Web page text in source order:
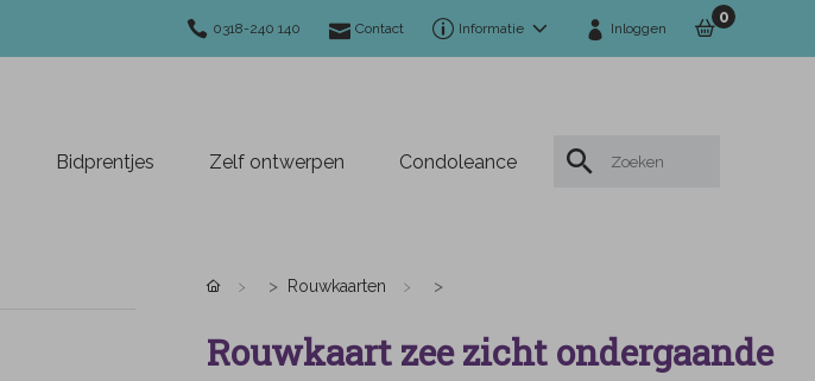
0318-240 140 Contact Informatie Inloggen
0
Bidprentjes Zelf ontwerpen Condoleance
Rouwkaarten
Rouwkaart zee zicht ondergaande